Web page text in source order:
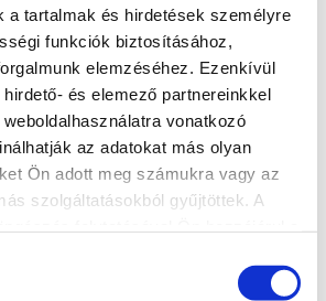
a tartalmak és hirdetések személyre
funkciók biztosításához,
elemzéséhez. Ezenkívül
és elemező partnereinkkel
vonatkozó
az adatokat más olyan
Ön adott meg számukra vagy az
szolgáltatásokból gyűjtöttek. A